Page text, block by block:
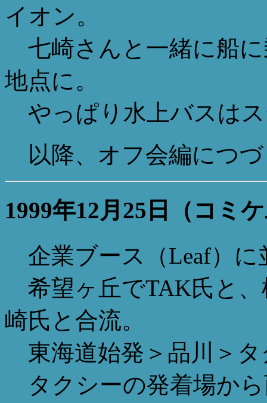
イオン。
七崎さんと一緒に船に
地点に。
やっぱり水上バスは
以降、オフ会編につづ
1999年12月25日（コミ
企業ブース（Leaf）に
希望ヶ丘でTAK氏と、
崎氏と合流。
東海道始発＞品川＞タ
タクシーの発着場か